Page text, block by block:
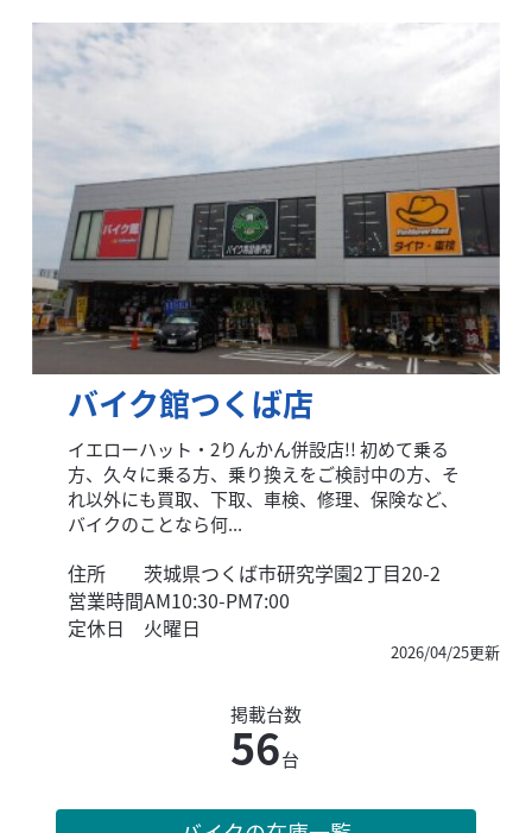
バイク館つくば店
イエローハット・2りんかん併設店!! 初めて乗る
方、久々に乗る方、乗り換えをご検討中の方、そ
れ以外にも買取、下取、車検、修理、保険など、
バイクのことなら何...
住所
茨城県つくば市研究学園2丁目20-2
営業時間AM10:30-PM7:00
定休日
火曜日
2026/04/25更新
掲載台数
56台